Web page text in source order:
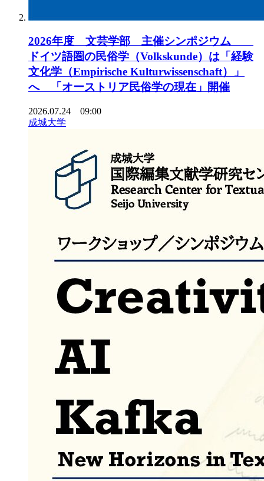
2026年度 文芸学部 主催シンポジウム
ドイツ語圏の民俗学（Volkskunde）は「経験
文化学（Empirische Kulturwissenschaft）」
へ 「オーストリア民俗学の現在」開催
2026.07.24 09:00
成城大学